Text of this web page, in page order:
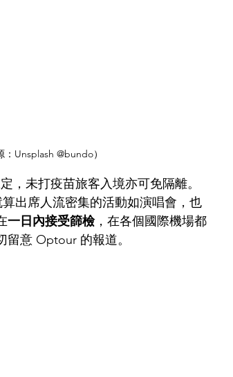
Unsplash @bundo）
，未打疫苗旅客入境亦可免隔離。
出席人流密集的活動如演唱會，也
一日內接受篩檢，在各個國際機場都
意 Optour 的報道。